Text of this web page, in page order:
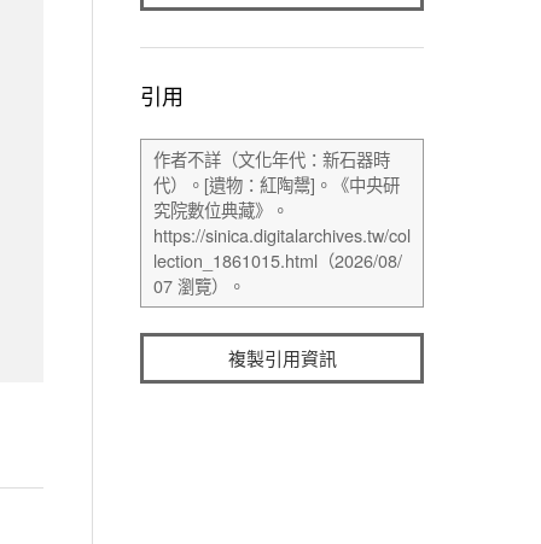
引用
複製引用資訊